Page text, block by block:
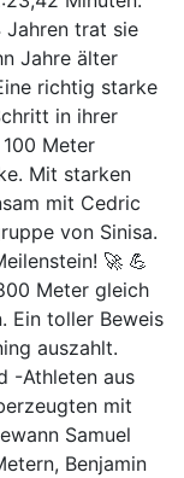
Jahren trat sie
Jahre älter
richtig starke
in ihrer
Meter
Mit starken
mit Cedric
von Sinisa.
🚀 💪
Meter gleich
Ein toller Beweis
auszahlt.
-Athleten aus
mit
Samuel
Benjamin